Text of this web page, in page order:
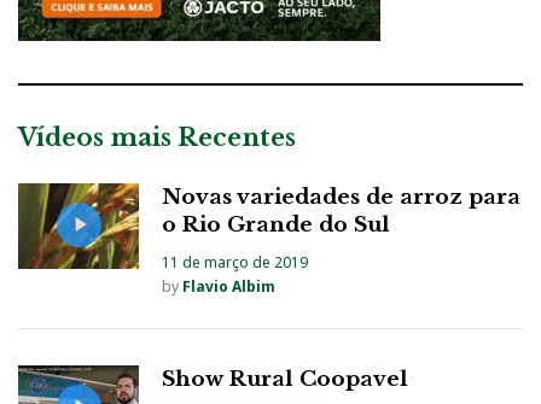
Vídeos mais Recentes
Novas variedades de arroz para
o Rio Grande do Sul
11 de março de 2019
by Flavio Albim
Show Rural Coopavel